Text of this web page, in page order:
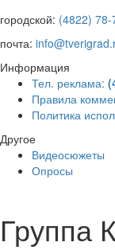
городской: (4822)
почта:
Информация
Тел. реклама:
Правила
Политика
Другое
Видеосюжеты
Опросы
Группа